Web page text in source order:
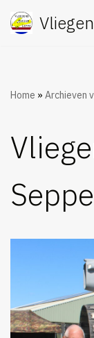
Ga
Home » Archieven
Seppe